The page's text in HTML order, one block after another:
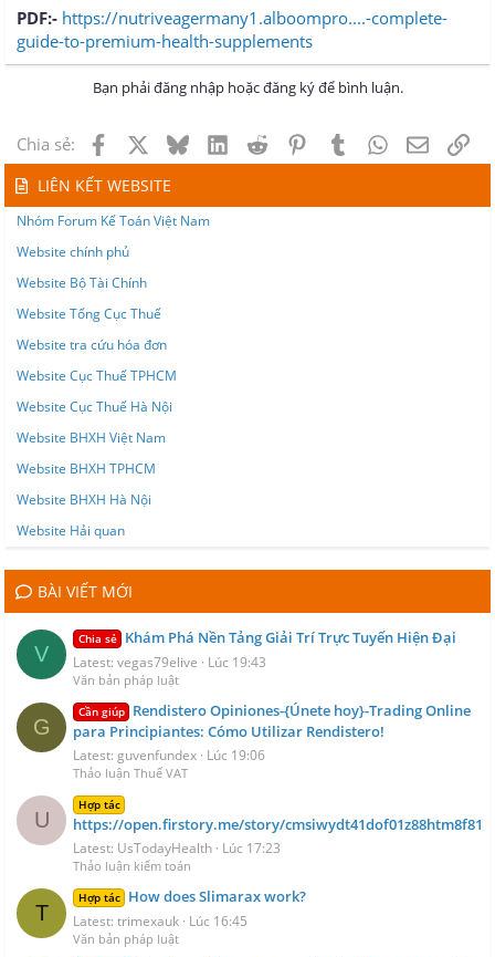
PDF:- https://nutriveagermany1.alboompro....-complete-
guide-to-premium-health-supplements
Bạn phải đăng nhập hoặc đăng ký để bình luận.
Chia sẻ: Facebook BlueskyLinkedInReddit PinterestTumblrWhatsApp
Email
LIÊN KẾT WEBSITE
Nhóm Forum Kế Toán Việt Nam
Website chính phủ
Website Bộ Tài Chính
Website Tổng Cục Thuế
Website tra cứu hóa đơn
Website Cục Thuế TPHCM
Website Cục Thuế Hà Nội
Website BHXH Việt Nam
Website BHXH TPHCM
Website BHXH Hà Nội
Website Hải quan
BÀI VIẾT MỚI
V
Chia sẻ Khám Phá Nền Tảng Giải Trí Trực Tuyến Hiện Đại
Latest: vegas79elive Lúc 19:43
Văn bản pháp luật
G
Cần giúp Rendistero Opiniones-{Únete hoy}-Trading Online
para Principiantes: Cómo Utilizar Rendistero!
Latest: guvenfundex Lúc 19:06
Thảo luận Thuế VAT
U
Hợp tác
https://open.firstory.me/story/cmsiwydt41dof01z88htm8f81
Latest: UsTodayHealth Lúc 17:23
Thảo luận kiểm toán
T
Hợp tác How does Slimarax work?
Latest: trimexauk Lúc 16:45
Văn bản pháp luật